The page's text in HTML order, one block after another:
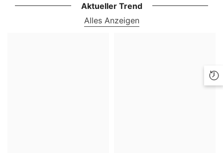
Aktueller Trend
Alles Anzeigen